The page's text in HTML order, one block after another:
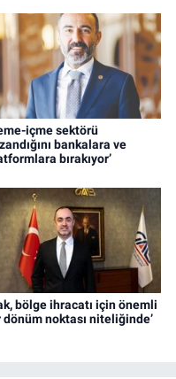
içme sektörü
bankalara ve
bırakıyor’
bölge ihracatı için önemli
dönüm noktası niteliğinde’